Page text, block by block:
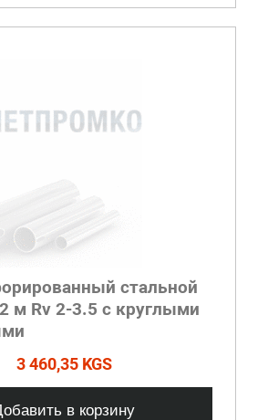
стальной
м Rv 2-3.5 с круглыми
3 460,35 KGS
в корзину